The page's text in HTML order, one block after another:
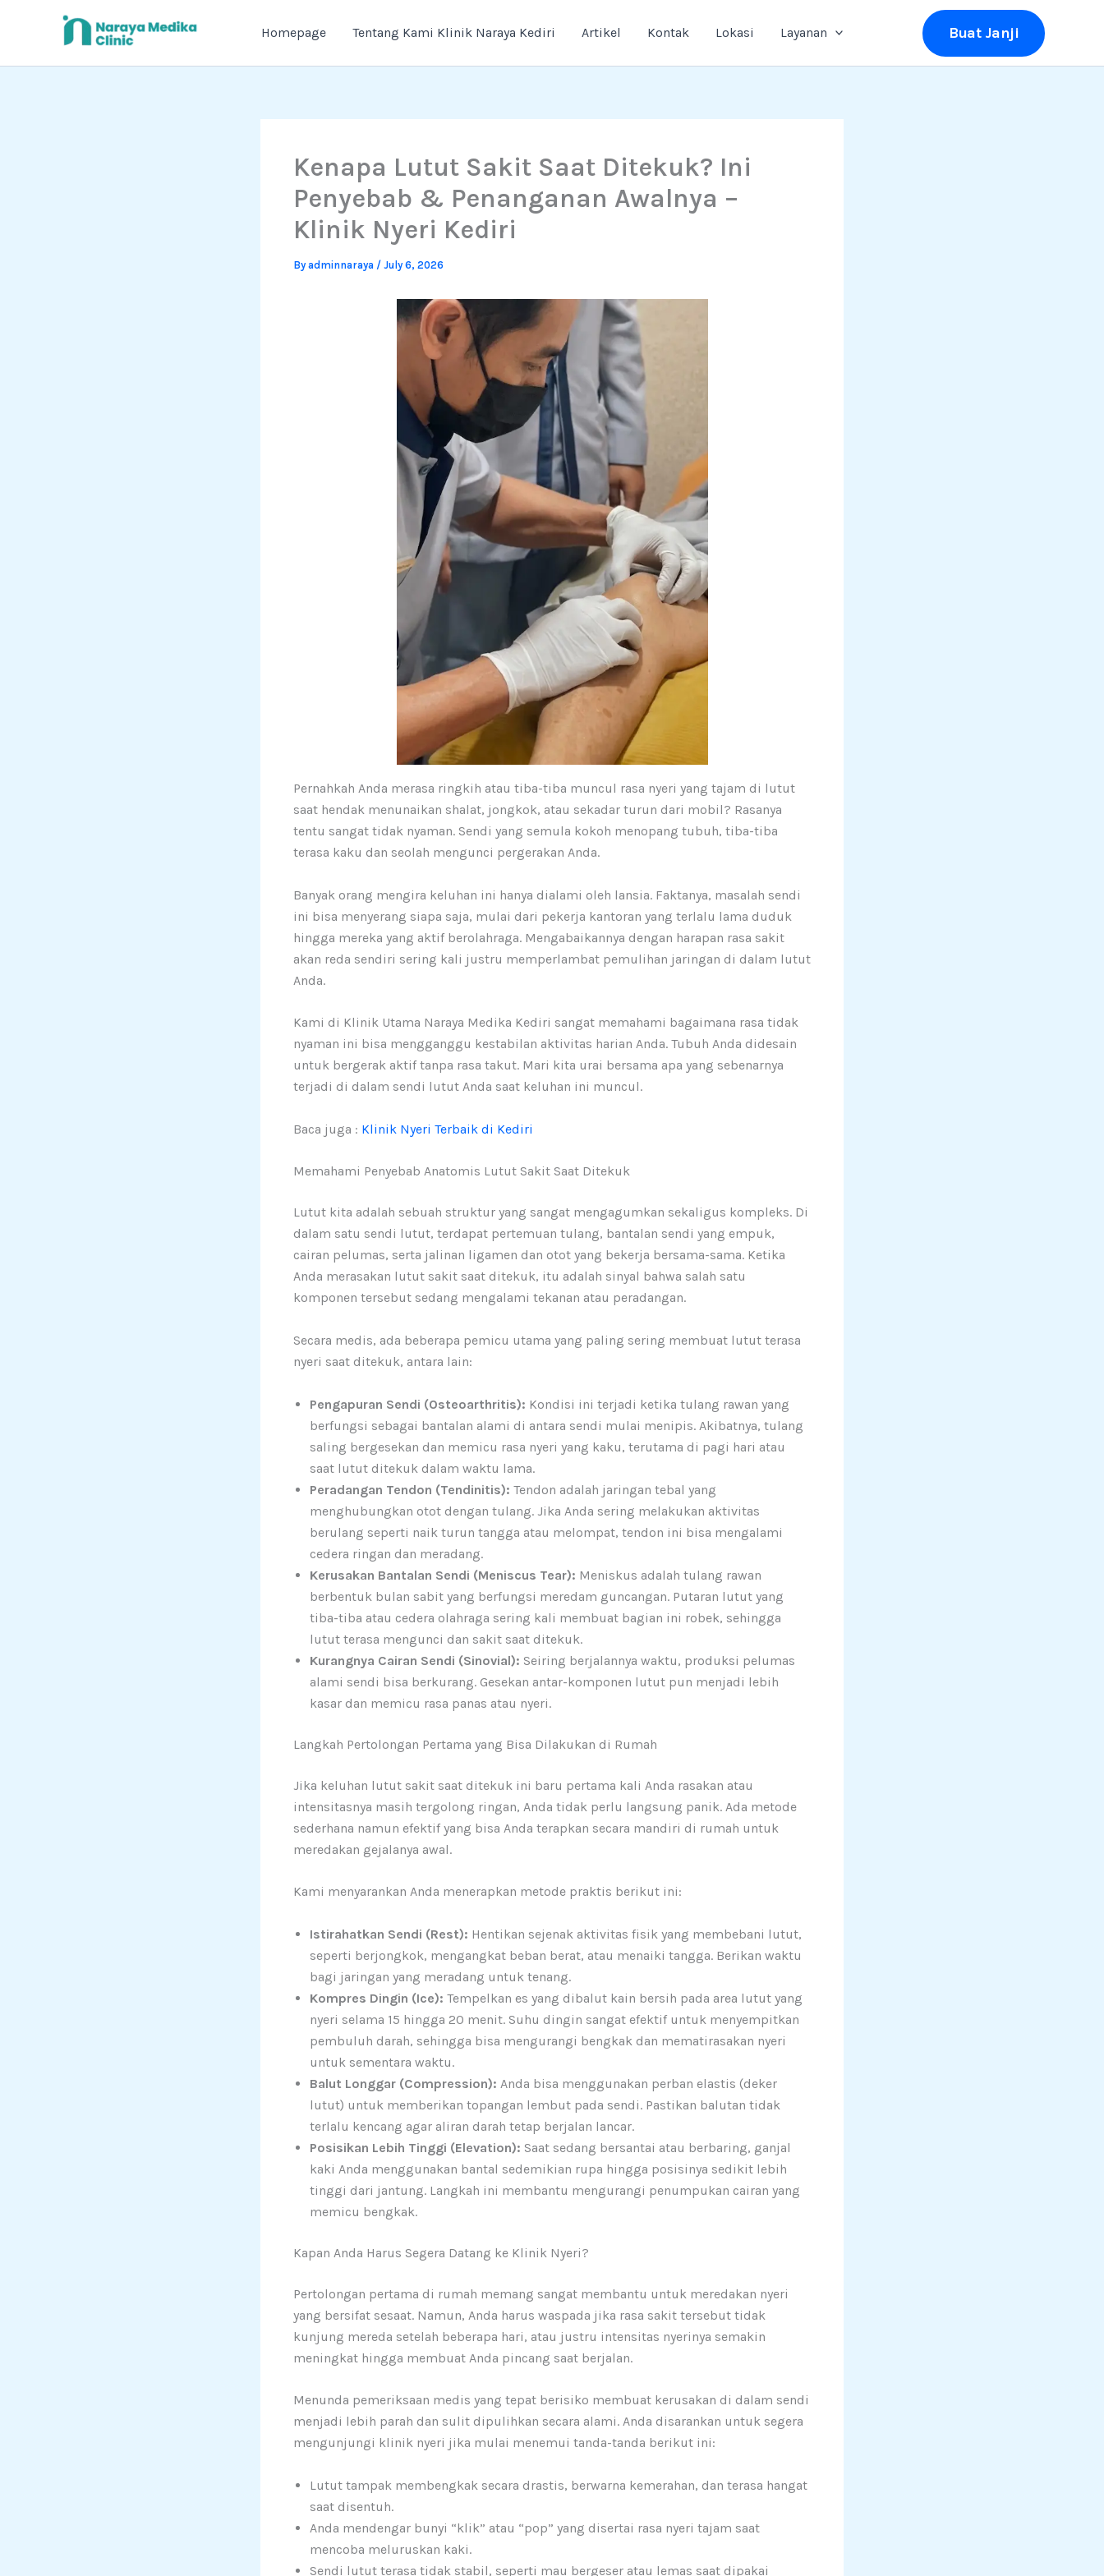
Homepage Tentang Kami Klinik Naraya Kediri Artikel Kontak Lokasi Layanan Buat Janji
Kenapa Lutut Sakit Saat Ditekuk? Ini
Penyebab & Penanganan Awalnya –
Klinik Nyeri Kediri
Byadminnaraya / July 6, 2026
Pernahkah Anda merasa ringkih atau tiba-tiba muncul rasa nyeri yang tajam di lutut
saat hendak menunaikan shalat, jongkok, atau sekadar turun dari mobil? Rasanya
tentu sangat tidak nyaman. Sendi yang semula kokoh menopang tubuh, tiba-tiba
terasa kaku dan seolah mengunci pergerakan Anda.
Banyak orang mengira keluhan ini hanya dialami oleh lansia. Faktanya, masalah sendi
ini bisa menyerang siapa saja, mulai dari pekerja kantoran yang terlalu lama duduk
hingga mereka yang aktif berolahraga. Mengabaikannya dengan harapan rasa sakit
akan reda sendiri sering kali justru memperlambat pemulihan jaringan di dalam lutut
Anda.
Kami di Klinik Utama Naraya Medika Kediri sangat memahami bagaimana rasa tidak
nyaman ini bisa mengganggu kestabilan aktivitas harian Anda. Tubuh Anda didesain
untuk bergerak aktif tanpa rasa takut. Mari kita urai bersama apa yang sebenarnya
terjadi di dalam sendi lutut Anda saat keluhan ini muncul.
Baca juga : Klinik Nyeri Terbaik di Kediri
Memahami Penyebab Anatomis Lutut Sakit Saat Ditekuk
Lutut kita adalah sebuah struktur yang sangat mengagumkan sekaligus kompleks. Di
dalam satu sendi lutut, terdapat pertemuan tulang, bantalan sendi yang empuk,
cairan pelumas, serta jalinan ligamen dan otot yang bekerja bersama-sama. Ketika
Anda merasakan lutut sakit saat ditekuk, itu adalah sinyal bahwa salah satu
komponen tersebut sedang mengalami tekanan atau peradangan.
Secara medis, ada beberapa pemicu utama yang paling sering membuat lutut terasa
nyeri saat ditekuk, antara lain:
Pengapuran Sendi (Osteoarthritis): Kondisi ini terjadi ketika tulang rawan yang
berfungsi sebagai bantalan alami di antara sendi mulai menipis. Akibatnya, tulang
saling bergesekan dan memicu rasa nyeri yang kaku, terutama di pagi hari atau
saat lutut ditekuk dalam waktu lama.
Peradangan Tendon (Tendinitis): Tendon adalah jaringan tebal yang
menghubungkan otot dengan tulang. Jika Anda sering melakukan aktivitas
berulang seperti naik turun tangga atau melompat, tendon ini bisa mengalami
cedera ringan dan meradang.
Kerusakan Bantalan Sendi (Meniscus Tear): Meniskus adalah tulang rawan
berbentuk bulan sabit yang berfungsi meredam guncangan. Putaran lutut yang
tiba-tiba atau cedera olahraga sering kali membuat bagian ini robek, sehingga
lutut terasa mengunci dan sakit saat ditekuk.
Kurangnya Cairan Sendi (Sinovial): Seiring berjalannya waktu, produksi pelumas
alami sendi bisa berkurang. Gesekan antar-komponen lutut pun menjadi lebih
kasar dan memicu rasa panas atau nyeri.
Langkah Pertolongan Pertama yang Bisa Dilakukan di Rumah
Jika keluhan lutut sakit saat ditekuk ini baru pertama kali Anda rasakan atau
intensitasnya masih tergolong ringan, Anda tidak perlu langsung panik. Ada metode
sederhana namun efektif yang bisa Anda terapkan secara mandiri di rumah untuk
meredakan gejalanya awal.
Kami menyarankan Anda menerapkan metode praktis berikut ini:
Istirahatkan Sendi (Rest): Hentikan sejenak aktivitas fisik yang membebani lutut,
seperti berjongkok, mengangkat beban berat, atau menaiki tangga. Berikan waktu
bagi jaringan yang meradang untuk tenang.
Kompres Dingin (Ice): Tempelkan es yang dibalut kain bersih pada area lutut yang
nyeri selama 15 hingga 20 menit. Suhu dingin sangat efektif untuk menyempitkan
pembuluh darah, sehingga bisa mengurangi bengkak dan mematirasakan nyeri
untuk sementara waktu.
Balut Longgar (Compression): Anda bisa menggunakan perban elastis (deker
lutut) untuk memberikan topangan lembut pada sendi. Pastikan balutan tidak
terlalu kencang agar aliran darah tetap berjalan lancar.
Posisikan Lebih Tinggi (Elevation): Saat sedang bersantai atau berbaring, ganjal
kaki Anda menggunakan bantal sedemikian rupa hingga posisinya sedikit lebih
tinggi dari jantung. Langkah ini membantu mengurangi penumpukan cairan yang
memicu bengkak.
Kapan Anda Harus Segera Datang ke Klinik Nyeri?
Pertolongan pertama di rumah memang sangat membantu untuk meredakan nyeri
yang bersifat sesaat. Namun, Anda harus waspada jika rasa sakit tersebut tidak
kunjung mereda setelah beberapa hari, atau justru intensitas nyerinya semakin
meningkat hingga membuat Anda pincang saat berjalan.
Menunda pemeriksaan medis yang tepat berisiko membuat kerusakan di dalam sendi
menjadi lebih parah dan sulit dipulihkan secara alami. Anda disarankan untuk segera
mengunjungi klinik nyeri jika mulai menemui tanda-tanda berikut ini:
Lutut tampak membengkak secara drastis, berwarna kemerahan, dan terasa hangat
saat disentuh.
Anda mendengar bunyi “klik” atau “pop” yang disertai rasa nyeri tajam saat
mencoba meluruskan kaki.
Sendi lutut terasa tidak stabil, seperti mau bergeser atau lemas saat dipakai